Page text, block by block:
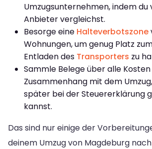
Umzugsunternehmen, indem du
Anbieter vergleichst.
Besorge eine Halteverbotszone
Wohnungen, um genug Platz
Entladen des Transporters zu
Sammle Belege über alle
Zusammenhang mit dem
später bei der Steuererklärung
kannst.
Das sind nur einige der
deinem Umzug von Magdeburg